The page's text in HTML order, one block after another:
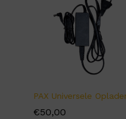
PAX Universele
€50,00
€50,00